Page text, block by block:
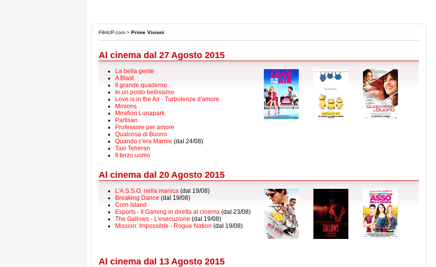
FilmUP.com > Prime Visioni
Al cinema dal 27 Agosto 2015
La bella gente
A Blast
Il grande quaderno
In un posto bellissimo
Love is in the Air - Turbolenze d'amore
Minions
Mirafiori Lunapark
Partisan
Professore per amore
Qualcosa di Buono
Quando c'era Marnie (dal 24/08)
Taxi Teheran
Il terzo uomo
Al cinema dal 20 Agosto 2015
L'A.S.S.O. nella manica (dal 19/08)
Breaking Dance (dal 19/08)
Corn Island
Esports - Il Gaming in diretta al cinema (dal 23/08)
The Gallows - L'esecuzione (dal 19/08)
Mission: Impossible - Rogue Nation (dal 19/08)
Al cinema dal 13 Agosto 2015